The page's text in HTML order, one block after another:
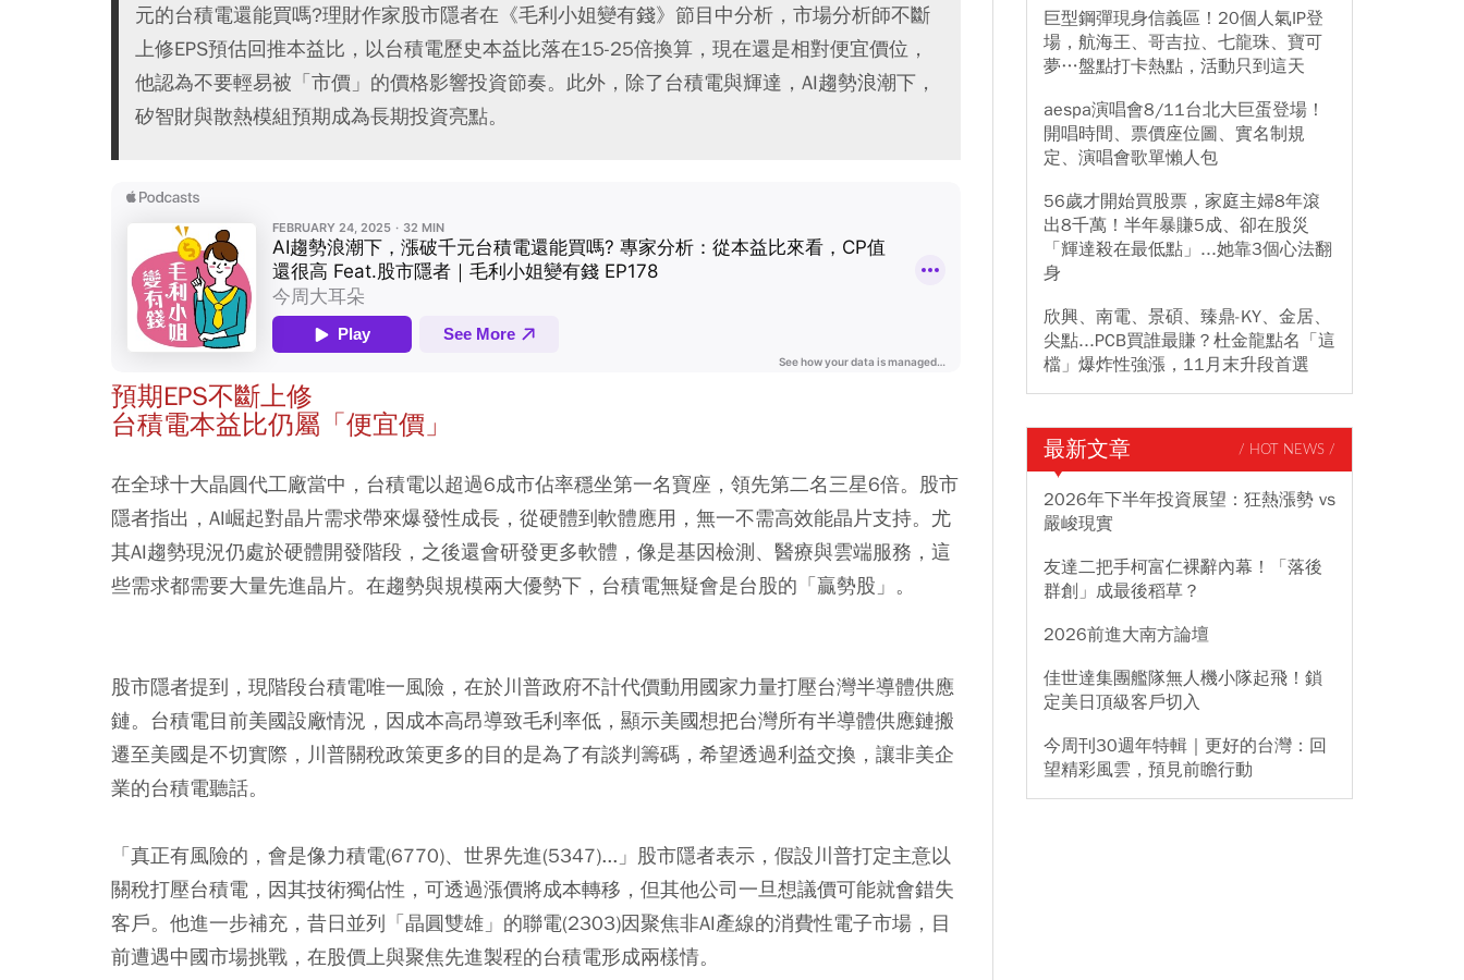
元的台積電還能買嗎?理財作家股市隱者在《毛利小姐變有錢》節目中分析，市場分析師不斷
上修EPS預估回推本益比，以台積電歷史本益比落在15-25倍換算，現在還是相對便宜價位，
他認為不要輕易被「市價」的價格影響投資節奏。此外，除了台積電與輝達，AI趨勢浪潮下，
矽智財與散熱模組預期成為長期投資亮點。
預期EPS不斷上修
台積電本益比仍屬「便宜價」
在全球十大晶圓代工廠當中，台積電以超過6成市佔率穩坐第一名寶座，領先第二名三星6倍。股市
隱者指出，AI崛起對晶片需求帶來爆發性成長，從硬體到軟體應用，無一不需高效能晶片支持。尤
其AI趨勢現況仍處於硬體開發階段，之後還會研發更多軟體，像是基因檢測、醫療與雲端服務，這
些需求都需要大量先進晶片。在趨勢與規模兩大優勢下，台積電無疑會是台股的「贏勢股」。
股市隱者提到，現階段台積電唯一風險，在於川普政府不計代價動用國家力量打壓台灣半導體供應
鏈。台積電目前美國設廠情況，因成本高昂導致毛利率低，顯示美國想把台灣所有半導體供應鏈搬
遷至美國是不切實際，川普關稅政策更多的目的是為了有談判籌碼，希望透過利益交換，讓非美企
業的台積電聽話。
「真正有風險的，會是像力積電(6770)、世界先進(5347)...」股市隱者表示，假設川普打定主意以
關稅打壓台積電，因其技術獨佔性，可透過漲價將成本轉移，但其他公司一旦想議價可能就會錯失
客戶。他進一步補充，昔日並列「晶圓雙雄」的聯電(2303)因聚焦非AI產線的消費性電子市場，目
前遭遇中國市場挑戰，在股價上與聚焦先進製程的台積電形成兩樣情。
巨型鋼彈現身信義區！20個人氣IP登
場，航海王、哥吉拉、七龍珠、寶可
夢…盤點打卡熱點，活動只到這天
aespa演唱會8/11台北大巨蛋登場！
開唱時間、票價座位圖、實名制規
定、演唱會歌單懶人包
56歲才開始買股票，家庭主婦8年滾
出8千萬！半年暴賺5成、卻在股災
「輝達殺在最低點」...她靠3個心法翻
身
欣興、南電、景碩、臻鼎-KY、金居、
尖點...PCB買誰最賺？杜金龍點名「這
檔」爆炸性強漲，11月末升段首選
最新文章 / HOT NEWS /
2026年下半年投資展望：狂熱漲勢 vs
嚴峻現實
友達二把手柯富仁裸辭內幕！「落後
群創」成最後稻草？
2026前進大南方論壇
佳世達集團艦隊無人機小隊起飛！鎖
定美日頂級客戶切入
今周刊30週年特輯｜更好的台灣：回
望精彩風雲，預見前瞻行動